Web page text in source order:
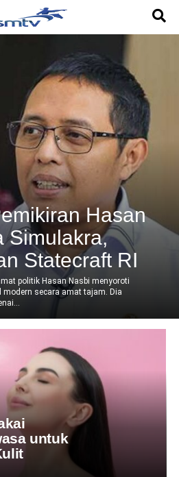
Hasan
Simulakra,
Statecraft RI
politik Hasan Nasbi menyoroti
secara amat tajam. Dia
untuk